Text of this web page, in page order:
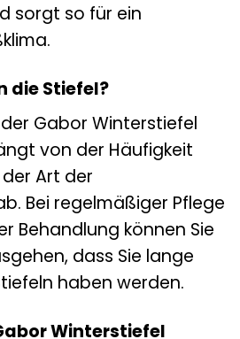
sorgt so für ein
die Stiefel?
Gabor Winterstiefel
von der Häufigkeit
Art der
Bei regelmäßiger Pflege
Behandlung können Sie
dass Sie lange
haben werden.
Winterstiefel